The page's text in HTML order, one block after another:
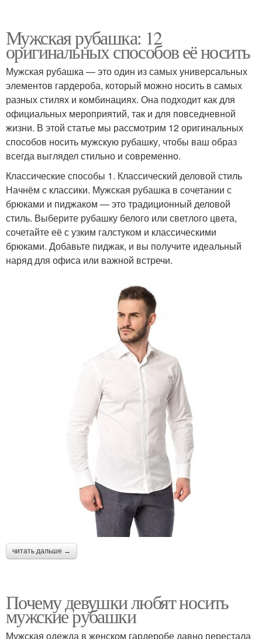
Мужская рубашка: 12
оригинальных способов её носить
Мужская рубашка — это один из самых универсальных
элементов гардероба, который можно носить в самых
разных стилях и комбинациях. Она подходит как для
официальных мероприятий, так и для повседневной
жизни. В этой статье мы рассмотрим 12 оригинальных
способов носить мужскую рубашку, чтобы ваш образ
всегда выглядел стильно и современно.
Классические способы 1. Классический деловой стиль
Начнём с классики. Мужская рубашка в сочетании с
брюками и пиджаком — это традиционный деловой
стиль. Выберите рубашку белого или светлого цвета,
сочетайте её с узким галстуком и классическими
брюками. Добавьте пиджак, и вы получите идеальный
наряд для офиса или важной встречи.
читать дальше →
Почему девушки любят носить
мужские рубашки
Мужская одежда в женском гардеробе давно перестала